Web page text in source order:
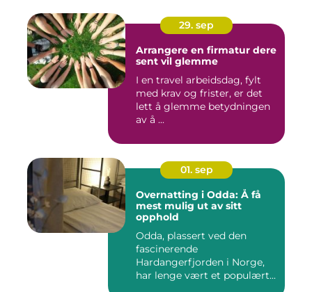
29. sep
Arrangere en firmatur dere
sent vil glemme
I en travel arbeidsdag, fylt
med krav og frister, er det
lett å glemme betydningen
av å ...
01. sep
Overnatting i Odda: Å få
mest mulig ut av sitt
opphold
Odda, plassert ved den
fascinerende
Hardangerfjorden i Norge,
har lenge vært et populært...